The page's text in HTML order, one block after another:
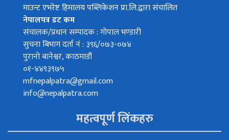
माउन्ट एभरेष्ट हिमालय पब्लिकेशन प्रा.लि.द्वारा संचालित
नेपालपत्र डट कम
संचालक/प्रधान सम्पादक : गोपाल भण्डारी
सुचना बिभाग दर्ता नं : ३९६/०७३-०७४
पुरानो बानेश्वर, काठमाडौं
०१-४४९३९७५
mfnepalpatra@gmail.com
info@nepalpatra.com
महत्वपूर्ण लिंकहरु